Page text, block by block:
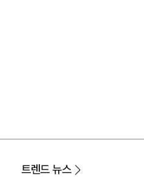
트렌드 뉴스